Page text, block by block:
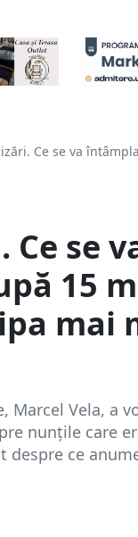
Ce se va
Ce se
15
mai
Marcel Vela, a
nunțile care
despre ce